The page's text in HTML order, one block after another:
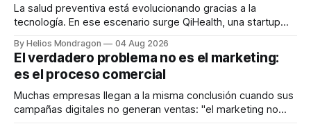
La salud preventiva está evolucionando gracias a la
tecnología. En ese escenario surge QiHealth, una startup
dispositivos inteligentes, inteligencia artificial y monitoreo
en tiempo real para ayudar a las personas a tomar mejores
decisiones sobre su salud metabólica. Su propuesta busca
responder
By Helios Mondragon 04 Aug 2026
El verdadero problema no es el marketing:
es el proceso comercial
Muchas empresas llegan a la misma conclusión cuando sus
campañas digitales no generan ventas: "el marketing no